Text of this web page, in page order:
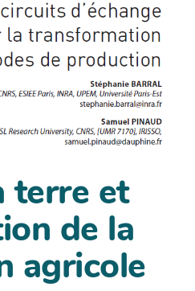
terre et
de la
agricole